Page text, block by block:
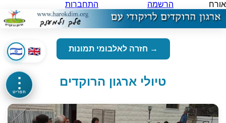
אורח הרשמה התחברות
⋮
תפריט
→ חזרה לאלבומי תמונות
טיולי ארגון הרוקדים